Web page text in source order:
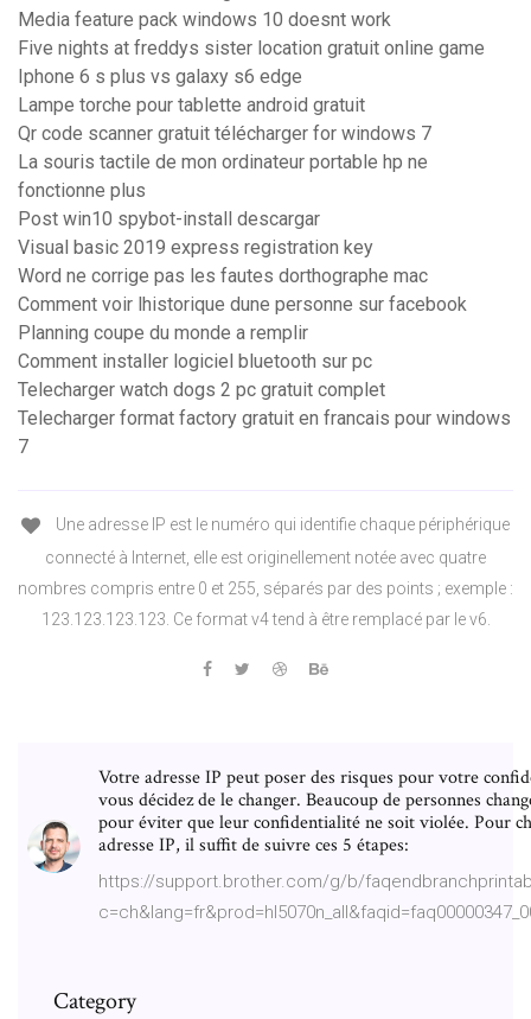
Media feature pack windows 10 doesnt work
Five nights at freddys sister location gratuit online game
Iphone 6 s plus vs galaxy s6 edge
Lampe torche pour tablette android gratuit
Qr code scanner gratuit télécharger for windows 7
La souris tactile de mon ordinateur portable hp ne
fonctionne plus
Post win10 spybot-install descargar
Visual basic 2019 express registration key
Word ne corrige pas les fautes dorthographe mac
Comment voir lhistorique dune personne sur facebook
Planning coupe du monde a remplir
Comment installer logiciel bluetooth sur pc
Telecharger watch dogs 2 pc gratuit complet
Telecharger format factory gratuit en francais pour windows
7
Une adresse IP est le numéro qui identifie chaque périphérique
connecté à Internet, elle est originellement notée avec quatre
nombres compris entre 0 et 255, séparés par des points ; exemple :
123.123.123.123. Ce format v4 tend à être remplacé par le v6.
Votre adresse IP peut poser des risques pour votre
vous décidez de le changer. Beaucoup de personnes
pour éviter que leur confidentialité ne soit violée. Pour
adresse IP, il suffit de suivre ces 5 étapes:
https://support.brother.com/g/b/
Category